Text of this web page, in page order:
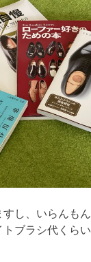
し、いらんも
ブラシ代くら